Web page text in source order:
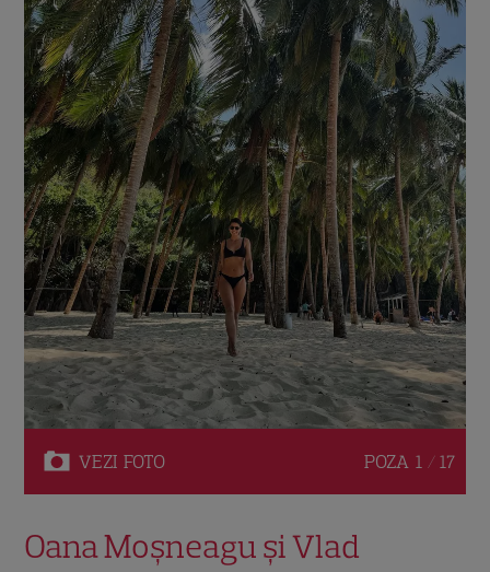
VEZI FOTO POZA 1 / 17
Oana Moșneagu și Vlad